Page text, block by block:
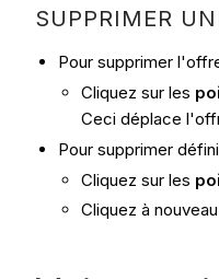
SUPPRIMER
Pour supprimer
Cliquez sur les
Ceci déplace
Pour supprimer
Cliquez sur les
Cliquez à